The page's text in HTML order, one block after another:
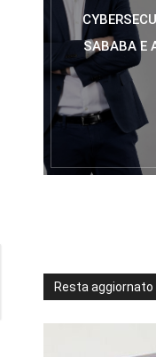
SABABA E
Resta